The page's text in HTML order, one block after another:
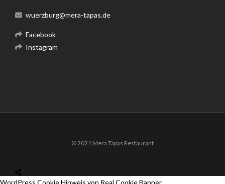
wuerzburg@mera-tapas.de
Facebook
Instagram
© 2021 Mera Tapas Restaurant
WordPress Cookie Hinweis von Real Cookie Banner